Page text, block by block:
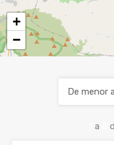
+
−
a
De menor